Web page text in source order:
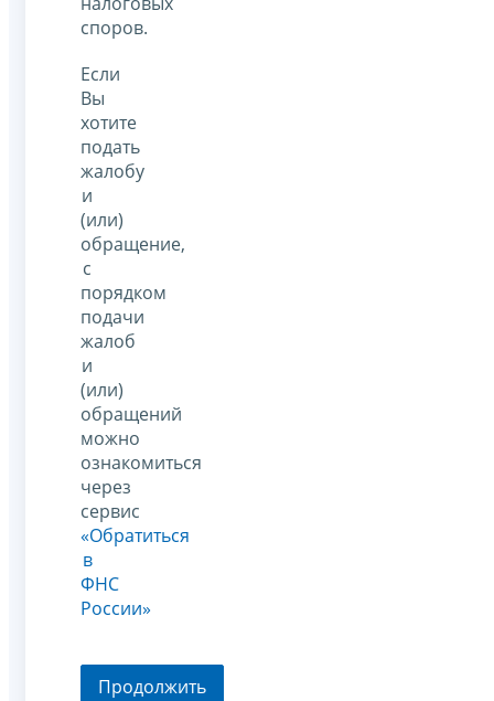
споров.
Если
Вы
хотите
подать
жалобу
и
(или)
обращение,
с
порядком
подачи
жалоб
и
(или)
обращений
можно
ознакомиться
через
сервис
«Обратиться
в
ФНС
России»
Продолжить